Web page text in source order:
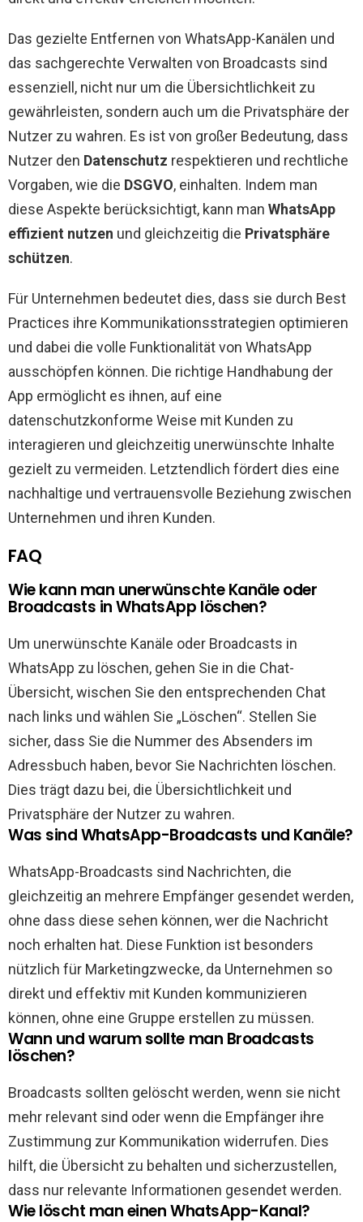
Das gezielte Entfernen von WhatsApp-Kanälen und
das sachgerechte Verwalten von Broadcasts sind
essenziell, nicht nur um die Übersichtlichkeit zu
gewährleisten, sondern auch um die Privatsphäre der
Nutzer zu wahren. Es ist von großer Bedeutung, dass
Nutzer den Datenschutz respektieren und rechtliche
Vorgaben, wie die DSGVO, einhalten. Indem man
diese Aspekte berücksichtigt, kann man WhatsApp
effizient nutzen und gleichzeitig die Privatsphäre
schützen.
Für Unternehmen bedeutet dies, dass sie durch Best
Practices ihre Kommunikationsstrategien optimieren
und dabei die volle Funktionalität von WhatsApp
ausschöpfen können. Die richtige Handhabung der
App ermöglicht es ihnen, auf eine
datenschutzkonforme Weise mit Kunden zu
interagieren und gleichzeitig unerwünschte Inhalte
gezielt zu vermeiden. Letztendlich fördert dies eine
nachhaltige und vertrauensvolle Beziehung zwischen
Unternehmen und ihren Kunden.
FAQ
Wie kann man unerwünschte Kanäle oder
Broadcasts in WhatsApp löschen?
Um unerwünschte Kanäle oder Broadcasts in
WhatsApp zu löschen, gehen Sie in die Chat-
Übersicht, wischen Sie den entsprechenden Chat
nach links und wählen Sie „Löschen“. Stellen Sie
sicher, dass Sie die Nummer des Absenders im
Adressbuch haben, bevor Sie Nachrichten löschen.
Dies trägt dazu bei, die Übersichtlichkeit und
Privatsphäre der Nutzer zu wahren.
Was sind WhatsApp-Broadcasts und Kanäle?
WhatsApp-Broadcasts sind Nachrichten, die
gleichzeitig an mehrere Empfänger gesendet werden,
ohne dass diese sehen können, wer die Nachricht
noch erhalten hat. Diese Funktion ist besonders
nützlich für Marketingzwecke, da Unternehmen so
direkt und effektiv mit Kunden kommunizieren
können, ohne eine Gruppe erstellen zu müssen.
Wann und warum sollte man Broadcasts
löschen?
Broadcasts sollten gelöscht werden, wenn sie nicht
mehr relevant sind oder wenn die Empfänger ihre
Zustimmung zur Kommunikation widerrufen. Dies
hilft, die Übersicht zu behalten und sicherzustellen,
dass nur relevante Informationen gesendet werden.
Wie löscht man einen WhatsApp-Kanal?